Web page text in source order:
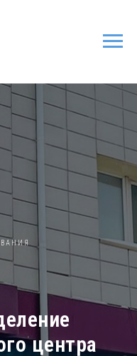
центра